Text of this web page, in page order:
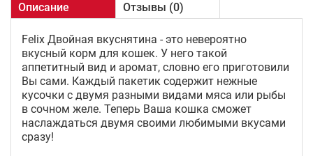
Описание Отзывы (0)
Felix Двойная вкуснятина - это невероятно
вкусный корм для кошек. У него такой
аппетитный вид и аромат, словно его приготовили
Вы сами. Каждый пакетик содержит нежные
кусочки с двумя разными видами мяса или рыбы
в сочном желе. Теперь Ваша кошка сможет
наслаждаться двумя своими любимыми вкусами
сразу!